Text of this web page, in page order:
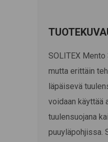
SOLITEX Mento
mutta erittäin
läpäisevä
voidaan käyttää
tuulensuojana
puuyläpohjissa.